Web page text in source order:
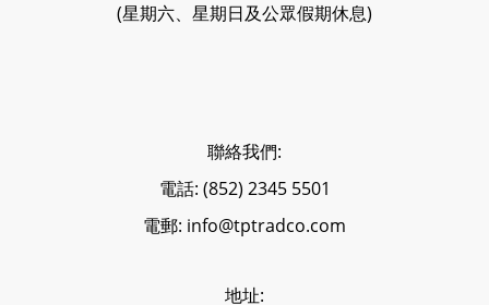
(星期六、星期日及公眾假期休息)
聯絡我們:
電話: (852) 2345 5501
電郵: info@tptradco.com
地址: